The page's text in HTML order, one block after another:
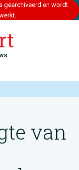
gearchiveerd en wordt
van